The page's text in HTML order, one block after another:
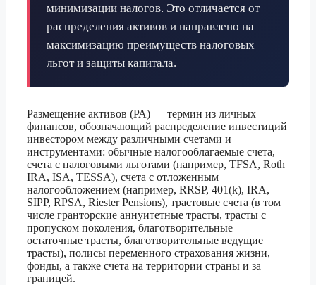
минимизации налогов. Это отличается от
распределения активов и направлено на
максимизацию преимуществ налоговых
льгот и защиты капитала.
Размещение активов (РА) — термин из личных
финансов, обозначающий распределение инвестиций
инвестором между различными счетами и
инструментами: обычные налогооблагаемые счета,
счета с налоговыми льготами (например, TFSA, Roth
IRA, ISA, TESSA), счета с отложенным
налогообложением (например, RRSP, 401(k), IRA,
SIPP, RPSA, Riester Pensions), трастовые счета (в том
числе гранторские аннуитетные трасты, трасты с
пропуском поколения, благотворительные
остаточные трасты, благотворительные ведущие
трасты), полисы переменного страхования жизни,
фонды, а также счета на территории страны и за
границей.